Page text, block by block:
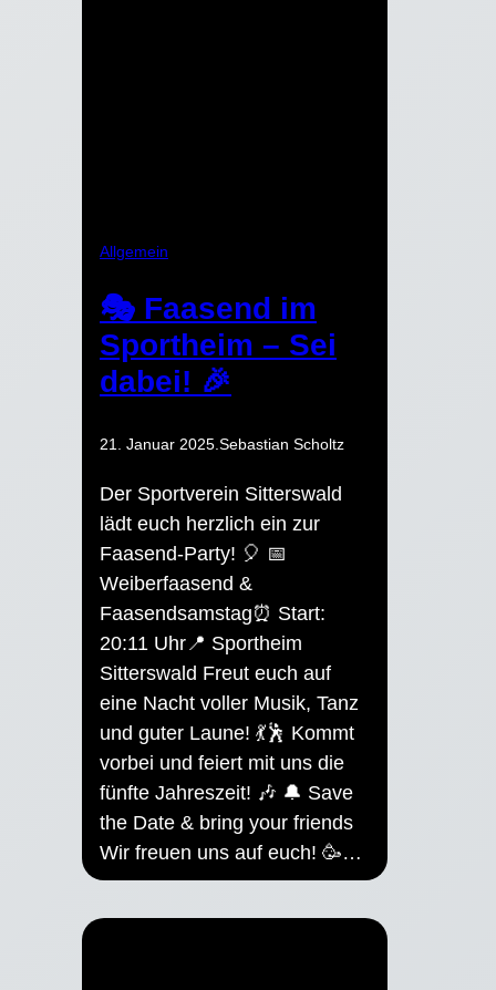
Allgemein
🎭 Faasend im
Sportheim – Sei
dabei! 🎉
21. Januar 2025 Sebastian Scholtz
Der Sportverein Sitterswald
lädt euch herzlich ein zur
Faasend-Party! 🎈 📅
Weiberfaasend &
Faasendsamstag⏰ Start:
20:11 Uhr📍 Sportheim
Sitterswald Freut euch auf
eine Nacht voller Musik, Tanz
und guter Laune! 💃🕺 Kommt
vorbei und feiert mit uns die
fünfte Jahreszeit! 🎶 🔔 Save
the Date & bring your friends
Wir freuen uns auf euch! 🥳…